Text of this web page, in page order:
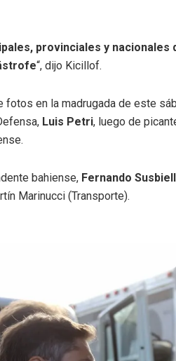
provinciales y nacionales
“, dijo Kicillof.
fotos en la madrugada de este
Luis Petri, luego de
bahiense, Fernando
Marinucci (Transporte).